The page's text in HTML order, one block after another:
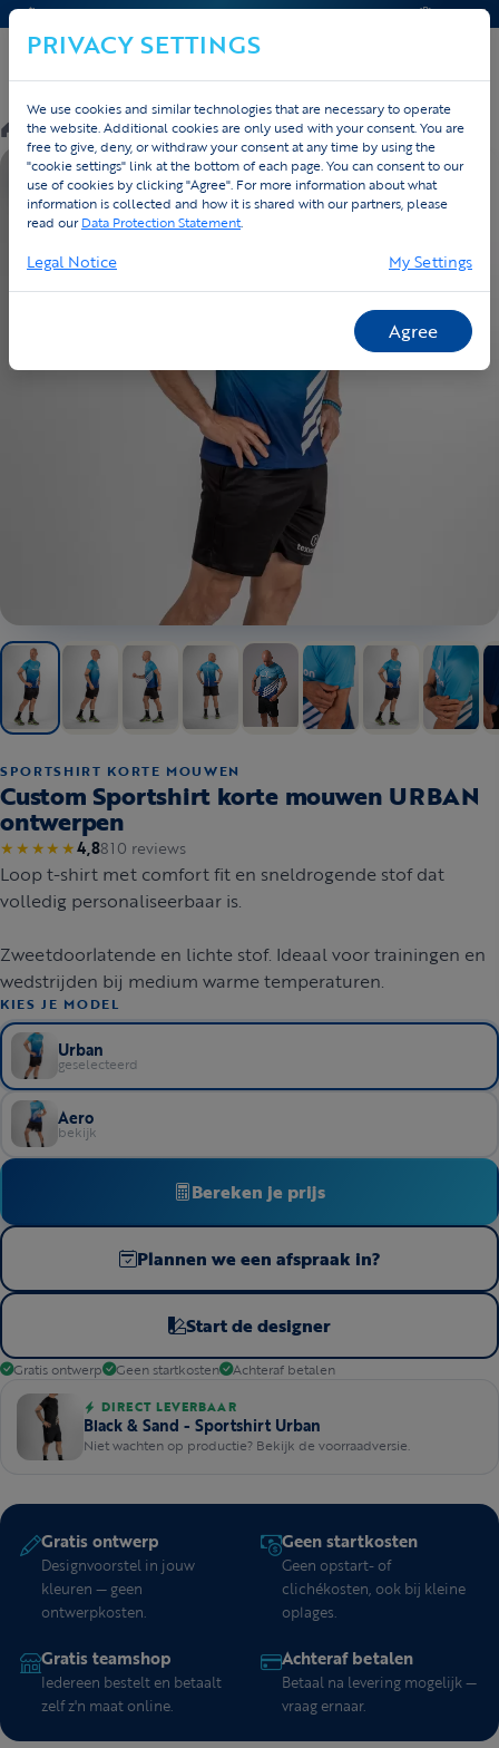
CONTACT & HELP OFFERTE
Custom/Triathlon/Producten
EIGEN ONTWERP
SPORTSHIRT KORTE MOUWEN
Custom Sportshirt korte mouwen URBAN
ontwerpen
★★★★★4,8810 reviews
Loop t-shirt met comfort fit en sneldrogende stof dat
volledig personaliseerbaar is.
Zweetdoorlatende en lichte stof. Ideaal voor trainingen en
wedstrijden bij medium warme temperaturen.
KIES JE MODEL
Urban
geselecteerd
Aero
bekijk
Bereken je prijs
Plannen we een afspraak in?
Start de designer
Gratis ontwerp Geen startkosten Achteraf betalen
DIRECT LEVERBAAR
Black & Sand - Sportshirt Urban
Niet wachten op productie? Bekijk de voorraadversie.
Gratis ontwerp
Designvoorstel in jouw
kleuren — geen
ontwerpkosten.
Geen startkosten
Geen opstart- of
clichékosten, ook bij kleine
oplages.
Gratis teamshop
Iedereen bestelt en betaalt
zelf z'n maat online.
Achteraf betalen
Betaal na levering mogelijk —
vraag ernaar.
PRIVACY SETTINGS
We use cookies and similar technologies that are necessary to operate
the website. Additional cookies are only used with your consent. You are
free to give, deny, or withdraw your consent at any time by using the
"cookie settings" link at the bottom of each page. You can consent to our
use of cookies by clicking "Agree". For more information about what
information is collected and how it is shared with our partners, please
read ourData Protection Statement.
Legal Notice My Settings
Agree